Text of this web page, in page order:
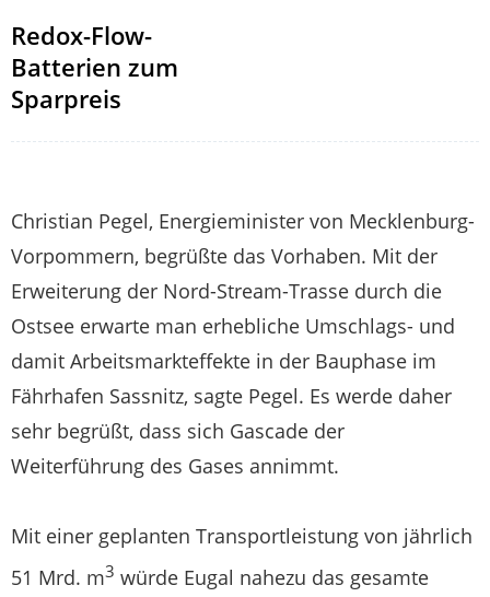
Redox-Flow-
Batterien zum
Sparpreis
Christian Pegel, Energieminister von Mecklenburg-
Vorpommern, begrüßte das Vorhaben. Mit der
Erweiterung der Nord-Stream-Trasse durch die
Ostsee erwarte man erhebliche Umschlags- und
damit Arbeitsmarkteffekte in der Bauphase im
Fährhafen Sassnitz, sagte Pegel. Es werde daher
sehr begrüßt, dass sich Gascade der
Weiterführung des Gases annimmt.
Mit einer geplanten Transportleistung von jährlich
51 Mrd. m3 würde Eugal nahezu das gesamte